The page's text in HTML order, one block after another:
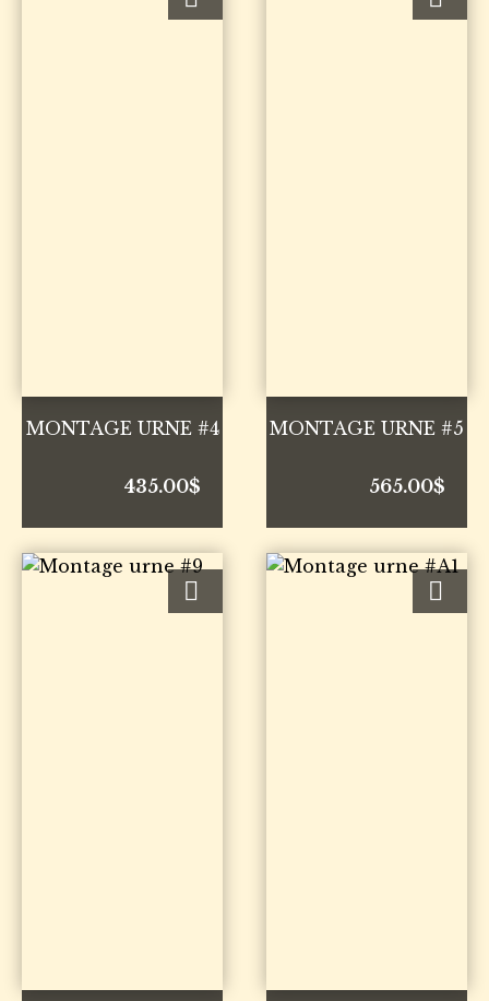
MONTAGE URNE #4
435.00$
MONTAGE URNE #5
565.00$